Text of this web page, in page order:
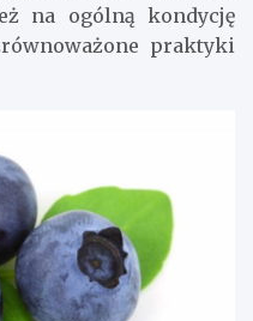
na ogólną kondycję
praktyki